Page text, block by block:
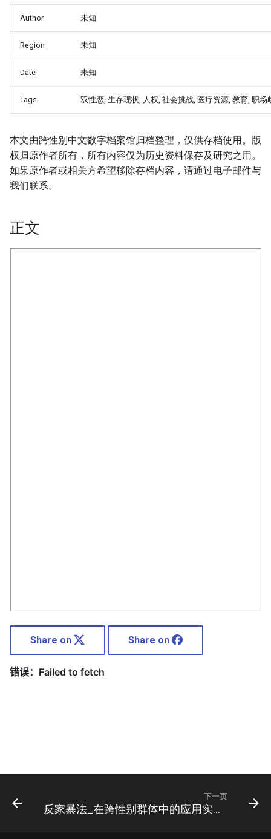
Author 未知
Region 未知
Date 未知
Tags 双性恋, 生存现状, 人权, 社会挑战, 医疗资源, 教育, 职
本文由跨性别中文数字档案馆归档整理，仅供存档使用。版
权归原作者所有，所有内容仅为历史资料保存及研究之用。
如果原作者或相关方希望移除存档内容，请通过电子邮件与
我们联系。
正文
Share on Share on
下一页
反家暴法_在跨性别群体中的应用实况_及跨性别群体对反家暴法的_改进建议2017